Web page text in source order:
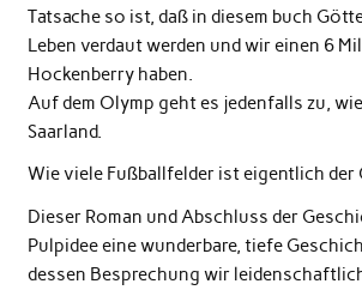
Tatsache so ist, daß in diesem buch
Leben verdaut werden und wir einen 6
Hockenberry haben.
Auf dem Olymp geht es jedenfalls zu,
Saarland.
Wie viele Fußballfelder ist eigentlich der
Dieser Roman und Abschluss der
Pulpidee eine wunderbare, tiefe
dessen Besprechung wir